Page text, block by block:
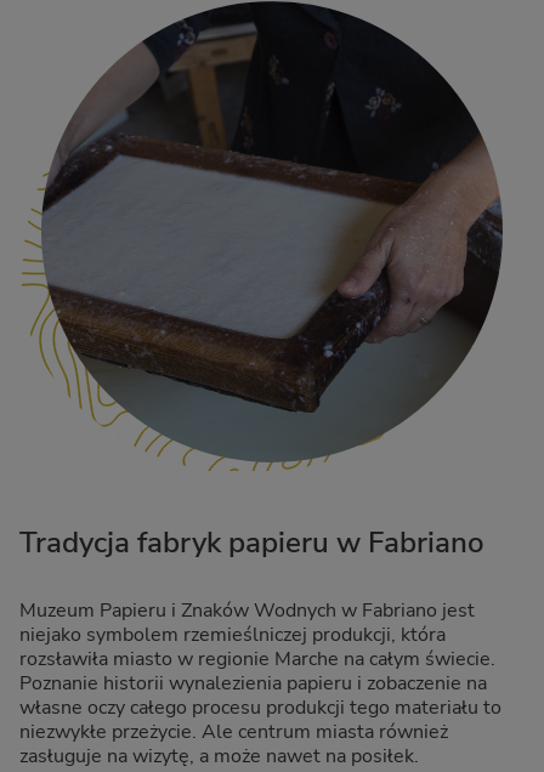
Tradycja fabryk papieru w Fabriano
Muzeum Papieru i Znaków Wodnych w Fabriano jest
niejako symbolem rzemieślniczej produkcji, która
rozsławiła miasto w regionie Marche na całym świecie.
Poznanie historii wynalezienia papieru i zobaczenie na
własne oczy całego procesu produkcji tego materiału to
niezwykłe przeżycie. Ale centrum miasta również
zasługuje na wizytę, a może nawet na posiłek.